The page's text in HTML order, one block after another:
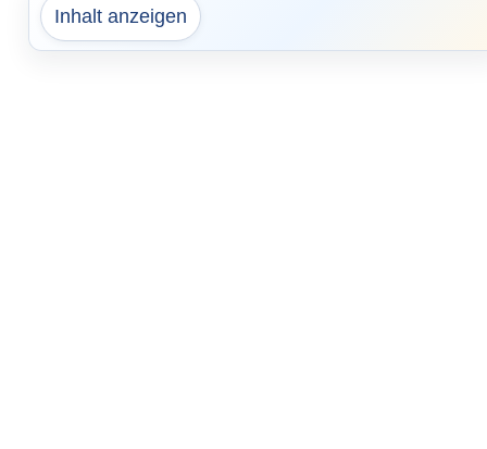
Inhalt anzeigen